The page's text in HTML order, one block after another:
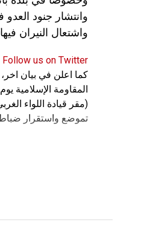
وانتشار جنود
واشتعال النيران
Follow us on Twitter
كما اعلن في بيان
تموضع واستقرار